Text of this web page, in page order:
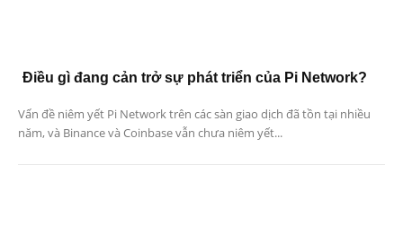
Điều gì đang cản trở sự phát triển của Pi Network?
Vấn đề niêm yết Pi Network trên các sàn giao dịch đã tồn tại nhiều
năm, và Binance và Coinbase vẫn chưa niêm yết...